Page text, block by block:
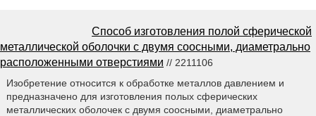
Способ изготовления полой сферической
металлической оболочки с двумя соосными, диаметрально
расположенными отверстиями // 2211106
Изобретение относится к обработке металлов давлением и
предназначено для изготовления полых сферических
металлических оболочек с двумя соосными, диаметрально